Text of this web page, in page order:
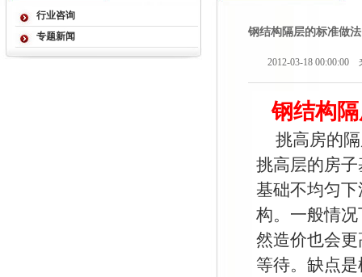
行业咨询
专题新闻
钢结构隔层的标准做法
2012-03-18 00:00:00
钢结构
挑高房的
挑高层的房
基础不均匀
构。一般情
然造价也会
等待。缺点